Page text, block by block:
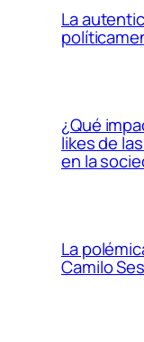
La
¿Qué
likes de
en la
La
Camilo